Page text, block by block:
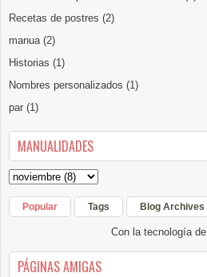
Recetas de postres (2)
manua (2)
Historias (1)
Nombres personalizados (1)
par (1)
MANUALIDADES
Popular Tags Blog Archives
Con la tecnología de
PÁGINAS AMIGAS